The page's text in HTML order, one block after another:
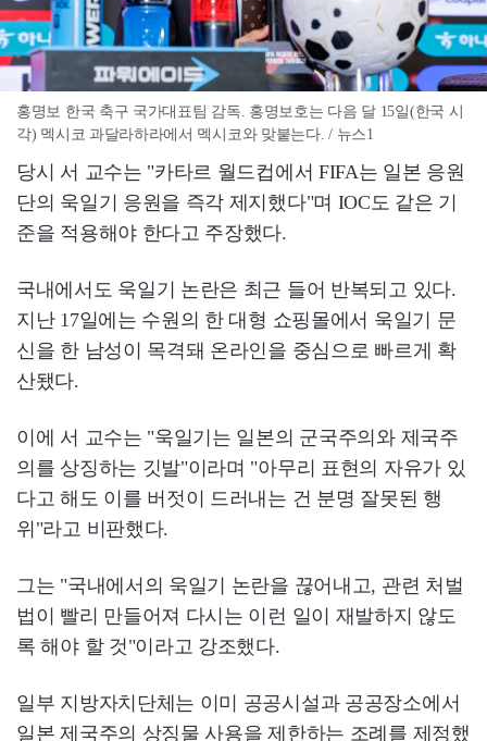
홍명보 한국 축구 국가대표팀 감독. 홍명보호는 다음 달 15일(한국 시
각) 멕시코 과달라하라에서 멕시코와 맞붙는다. / 뉴스1
당시 서 교수는 "카타르 월드컵에서 FIFA는 일본 응원
단의 욱일기 응원을 즉각 제지했다"며 IOC도 같은 기
준을 적용해야 한다고 주장했다.
국내에서도 욱일기 논란은 최근 들어 반복되고 있다.
지난 17일에는 수원의 한 대형 쇼핑몰에서 욱일기 문
신을 한 남성이 목격돼 온라인을 중심으로 빠르게 확
산됐다.
이에 서 교수는 "욱일기는 일본의 군국주의와 제국주
의를 상징하는 깃발"이라며 "아무리 표현의 자유가 있
다고 해도 이를 버젓이 드러내는 건 분명 잘못된 행
위"라고 비판했다.
그는 "국내에서의 욱일기 논란을 끊어내고, 관련 처벌
법이 빨리 만들어져 다시는 이런 일이 재발하지 않도
록 해야 할 것"이라고 강조했다.
일부 지방자치단체는 이미 공공시설과 공공장소에서
일본 제국주의 상징물 사용을 제한하는 조례를 제정했